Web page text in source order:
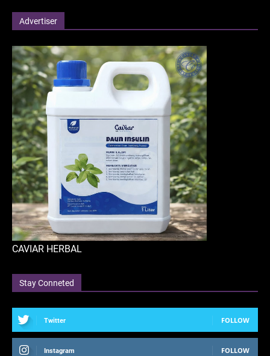
Advertiser
CAVIAR HERBAL
Stay Conneted
Twitter FOLLOW
Instagram FOLLOW